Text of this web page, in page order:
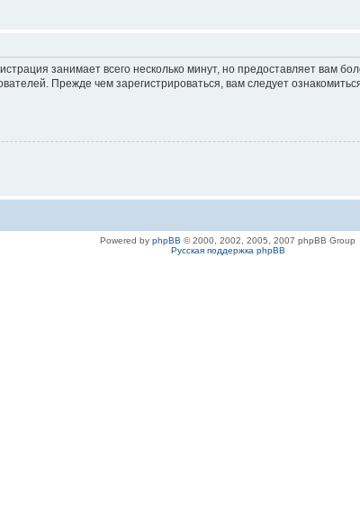
занимает всего несколько минут, но предоставляет вам
Прежде чем зарегистрироваться, вам следует
Powered by phpBB © 2000, 2002, 2005, 2007 phpBB Group
Русская поддержка phpBB